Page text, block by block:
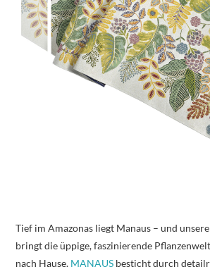
Tief im Amazonas liegt Manaus – und
bringt die üppige, faszinierende
nach Hause. MANAUS besticht durch